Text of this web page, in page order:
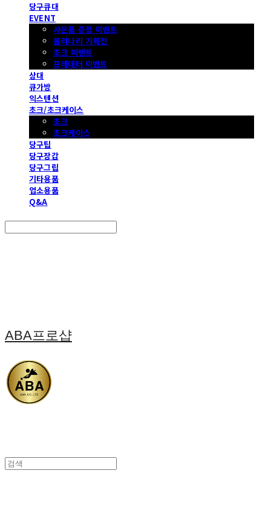
당구큐대
EVENT
사은품 증정 이벤트
몰리나리 기획전
초크 이벤트
프레데터 이벤트
상대
큐가방
익스텐션
초크/초크케이스
초크
초크케이스
당구팁
당구장갑
당구그립
기타용품
업소용품
Q&A
ABA프로샵